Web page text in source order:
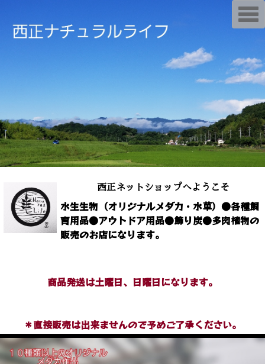
西正ネットショップへようこそ
水生生物（オリジナルメダカ・水草）●各種飼
育用品●アウトドア用品●飾り炭●多肉植物の
販売のお店になります。
商品発送は土曜日、日曜日になります。
＊直接販売は出来ませんので予めご了承ください。
T
o
g
n
a
v
g
a
t
i
o
n